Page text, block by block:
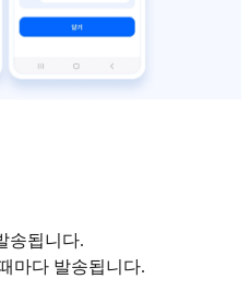
송됩니다.
마다 발송됩니다.